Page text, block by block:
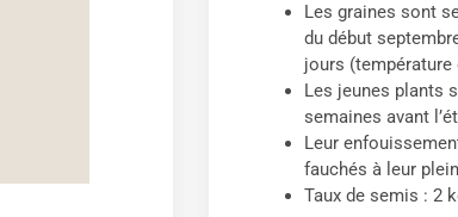
Les graines sont
du début
jours (température
Les jeunes plants
semaines avant
Leur
fauchés à leur
Taux de semis : 2